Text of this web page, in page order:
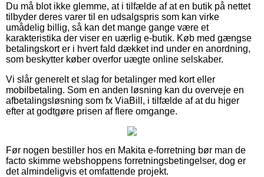
Du må blot ikke glemme, at i tilfælde af at en butik på nettet
tilbyder deres varer til en udsalgspris som kan virke
umådelig billig, så kan det mange gange være et
karakteristika der viser en uærlig e-butik. Køb med gængse
betalingskort er i hvert fald dækket ind under en anordning,
som beskytter køber overfor uægte online selskaber.
Vi slår generelt et slag for betalinger med kort eller
mobilbetaling. Som en anden løsning kan du overveje en
afbetalingsløsning som fx ViaBill, i tilfælde af at du higer
efter at godtgøre prisen af flere omgange.
Før nogen bestiller hos en Makita e-forretning bør man de
facto skimme webshoppens forretningsbetingelser, dog er
det almindeligvis et omfattende projekt.